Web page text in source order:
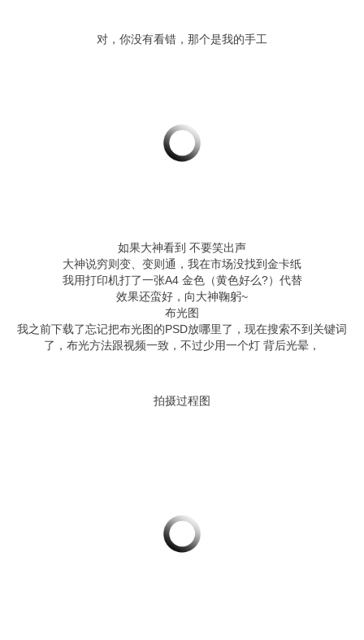
对，你没有看错，那个是我的手工
如果大神看到 不要笑出声
大神说穷则变、变则通，我在市场没找到金卡纸
我用打印机打了一张A4 金色（黄色好么?）代替
效果还蛮好，向大神鞠躬~
布光图
我之前下载了忘记把布光图的PSD放哪里了，现在搜索不到关键词
了，布光方法跟视频一致，不过少用一个灯 背后光晕，
拍摄过程图